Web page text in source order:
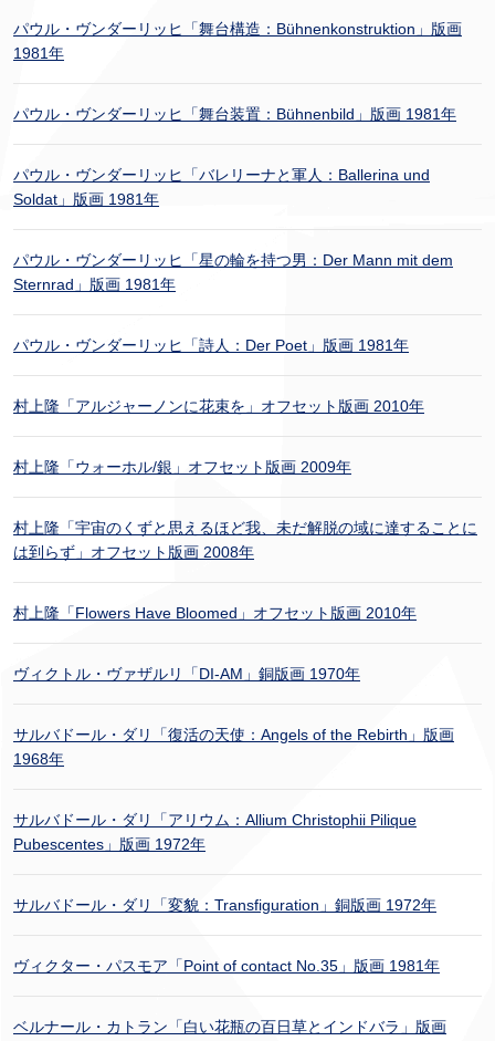
パウル・ヴンダーリッヒ「舞台構造：Bühnenkonstruktion」版画
1981年
パウル・ヴンダーリッヒ「舞台装置：Bühnenbild」版画 1981年
パウル・ヴンダーリッヒ「バレリーナと軍人：Ballerina und
Soldat」版画 1981年
パウル・ヴンダーリッヒ「星の輪を持つ男：Der Mann mit dem
Sternrad」版画 1981年
パウル・ヴンダーリッヒ「詩人：Der Poet」版画 1981年
村上隆「アルジャーノンに花束を」オフセット版画 2010年
村上隆「ウォーホル/銀」オフセット版画 2009年
村上隆「宇宙のくずと思えるほど我、未だ解脱の域に達することに
は到らず」オフセット版画 2008年
村上隆「Flowers Have Bloomed」オフセット版画 2010年
ヴィクトル・ヴァザルリ「DI-AM」銅版画 1970年
サルバドール・ダリ「復活の天使：Angels of the Rebirth」版画
1968年
サルバドール・ダリ「アリウム：Allium Christophii Pilique
Pubescentes」版画 1972年
サルバドール・ダリ「変貌：Transfiguration」銅版画 1972年
ヴィクター・パスモア「Point of contact No.35」版画 1981年
ベルナール・カトラン「白い花瓶の百日草とインドバラ」版画